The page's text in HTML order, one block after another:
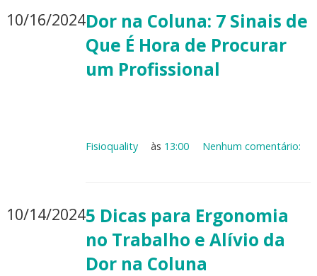
10/16/2024Dor na Coluna: 7 Sinais de
Que É Hora de Procurar
um Profissional
Fisioquality às 13:00 Nenhum comentário:
10/14/20245 Dicas para Ergonomia
no Trabalho e Alívio da
Dor na Coluna